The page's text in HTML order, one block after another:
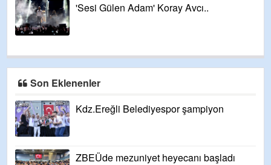
'Sesi Gülen Adam' Koray Avcı..
Son Eklenenler
Kdz.Ereğli Belediyespor şampiyon
ZBEÜde mezuniyet heyecanı başladı